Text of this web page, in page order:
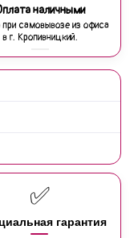
наличными
самовывозе из офиса
в г. Кропивницкий.
✅
гарантия